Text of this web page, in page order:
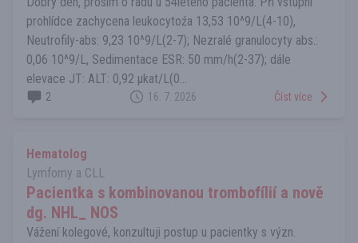
prohlídce zachycena leukocytoźa 13,53 10^9/L(4-10),
Neutrofily-abs: 9,23 10^9/L(2-7); Nezralé granulocyty abs.:
0,06 10^9/L, Sedimentace ESR: 50 mm/h(2-37); dále
elevace JT: ALT: 0,92 µkat/L(0...
2 16. 7. 2026 Číst více
Hematolog
Lymfomy a CLL
Pacientka s kombinovanou trombofílií a nově
dg. NHL_ NOS
Vážení kolegové, konzultuji postup u pacientky s význ.